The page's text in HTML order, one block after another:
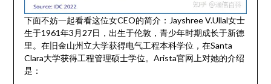
下面不妨一起看看这位女CEO的简介：Jayshree V.Ullal女士
生于1961年3月27日，出生于伦敦，青少年时期成长于新德
里。在旧金山州立大学获得电气工程本科学位，在Santa
Clara大学获得工程管理硕士学位。Arista官网上对她的介绍
是：